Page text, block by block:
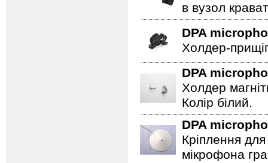
в вузол
DPA
Холдер-
DPA
Холдер
Колір білий.
DPA
Кріплення
мікрофона